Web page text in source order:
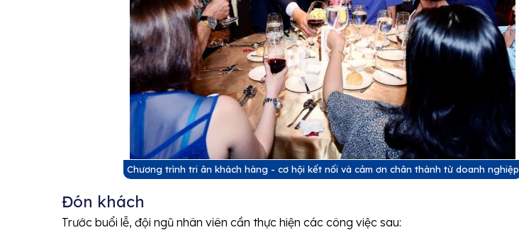
Chương trình tri ân khách hàng - cơ hội kết nối và cảm ơn chân thành từ doanh nghiệp
Đón khách
Trước buổi lễ, đội ngũ nhân viên cần thực hiện các công việc sau: